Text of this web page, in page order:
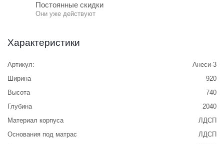
Постоянные скидки
Они уже действуют
Характеристики
Артикул:
Анеси-3
Ширина
920
Высота
740
Глубина
2040
Материал корпуса
ЛДСП
Основания под матрас
ЛДСП